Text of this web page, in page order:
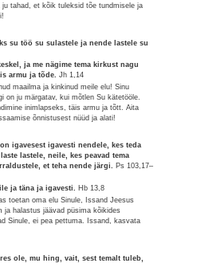
tahad, et kõik tuleksid tõe tundmisele ja
su töö su sulastele ja nende lastele su
ja me nägime tema kirkust nagu
armu ja tõde.Jh 1,14
maailma ja kinkinud meile elu! Sinu
on ju märgatav, kui mõtlen Su kätetööle.
inimlapseks, täis armu ja tõtt. Aita
õnnistusest nüüd ja alati!
igavesest igavesti nendele, kes teda
lastele, neile, kes peavad tema
et teha nende järgi. Ps 103,17–
ja täna ja igavesti. Hb 13,8
toetan oma elu Sinule, Issand Jeesus
ja halastus jäävad püsima kõikides
Sinule, ei pea pettuma. Issand, kasvata
ole, mu hing, vait, sest temalt tuleb,